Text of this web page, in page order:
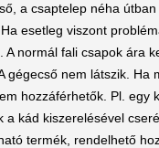
a csaptelep néha
esetleg viszont
normál fali csapok ára
gégecső nem látszik. Ha
hozzáférhetők. Pl. egy
kád kiszerelésével
termék, rendelhető